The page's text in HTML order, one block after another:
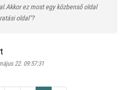
ez most egy közbenső oldal
oldal"?
22. 09:57:31